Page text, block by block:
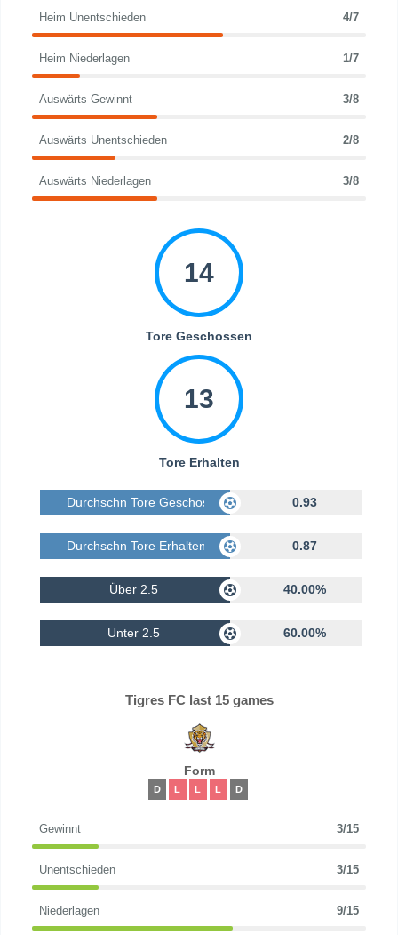
Heim Unentschieden 4/7
Heim Niederlagen 1/7
Auswärts Gewinnt 3/8
Auswärts Unentschieden 2/8
Auswärts Niederlagen 3/8
14
Tore Geschossen
13
Tore Erhalten
Durchschn Tore Geschossen 0.93
Durchschn Tore Erhalten 0.87
Über 2.5 40.00%
Unter 2.5 60.00%
Tigres FC last 15 games
Form
D L L L D
Gewinnt 3/15
Unentschieden 3/15
Niederlagen 9/15